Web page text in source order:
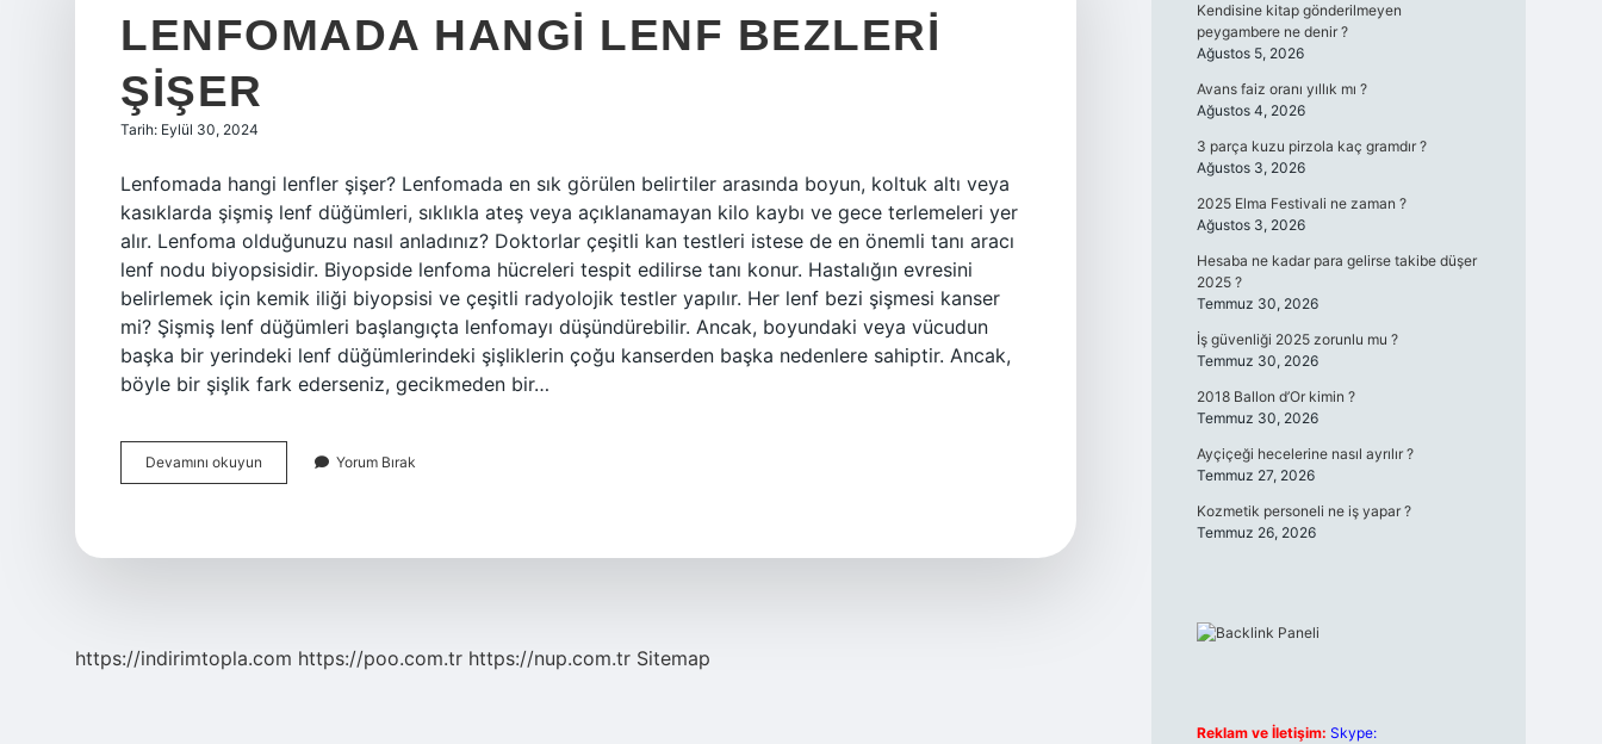
LENFOMADA HANGI LENF BEZLERI
ŞIŞER
Tarih: Eylül 30, 2024
Lenfomada hangi lenfler şişer? Lenfomada en sık görülen belirtiler arasında boyun, koltuk altı veya
kasıklarda şişmiş lenf düğümleri, sıklıkla ateş veya açıklanamayan kilo kaybı ve gece terlemeleri yer
alır. Lenfoma olduğunuzu nasıl anladınız? Doktorlar çeşitli kan testleri istese de en önemli tanı aracı
lenf nodu biyopsisidir. Biyopside lenfoma hücreleri tespit edilirse tanı konur. Hastalığın evresini
belirlemek için kemik iliği biyopsisi ve çeşitli radyolojik testler yapılır. Her lenf bezi şişmesi kanser
mi? Şişmiş lenf düğümleri başlangıçta lenfomayı düşündürebilir. Ancak, boyundaki veya vücudun
başka bir yerindeki lenf düğümlerindeki şişliklerin çoğu kanserden başka nedenlere sahiptir. Ancak,
böyle bir şişlik fark ederseniz, gecikmeden bir…
Devamını okuyun Lenfomada
Hangi
Yorum Bırak
https://indirimtopla.com https://poo.com.tr https://nup.com.tr Sitemap
Kendisine kitap gönderilmeyen
peygambere ne denir ?
Ağustos 5, 2026
Avans faiz oranı yıllık mı ?
Ağustos 4, 2026
3 parça kuzu pirzola kaç gramdır ?
Ağustos 3, 2026
2025 Elma Festivali ne zaman ?
Ağustos 3, 2026
Hesaba ne kadar para gelirse takibe düşer
2025 ?
Temmuz 30, 2026
İş güvenliği 2025 zorunlu mu ?
Temmuz 30, 2026
2018 Ballon d’Or kimin ?
Temmuz 30, 2026
Ayçiçeği hecelerine nasıl ayrılır ?
Temmuz 27, 2026
Kozmetik personeli ne iş yapar ?
Temmuz 26, 2026
Reklam ve İletişim: Skype: